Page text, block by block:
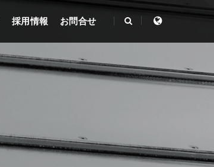
採用情報 お問合せ